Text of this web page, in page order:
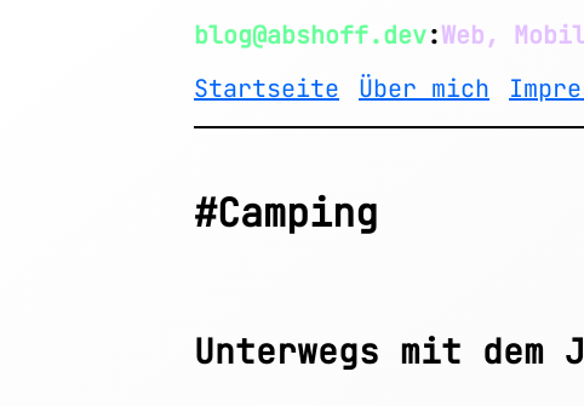
blog@abshoff.dev:Web,
Startseite
Über mich
#Camping
Unterwegs mit dem